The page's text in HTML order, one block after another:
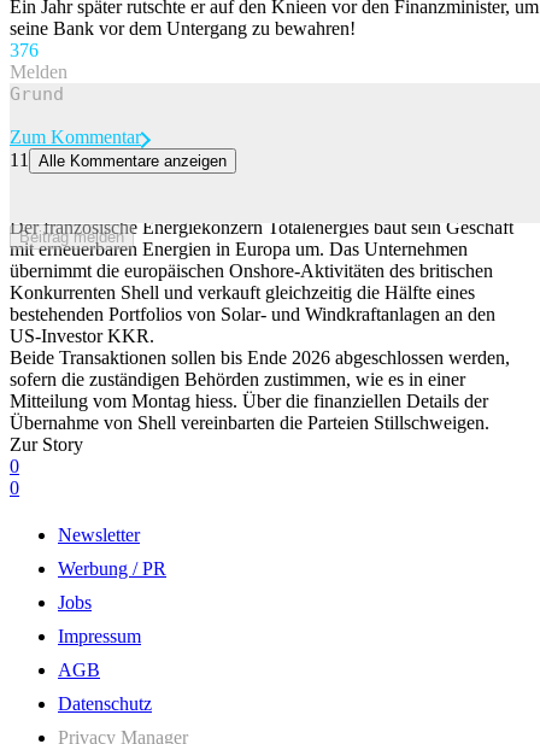
Ein Jahr später rutschte er auf den Knieen vor den Finanzminister, um
seine Bank vor dem Untergang zu bewahren!
376
Melden
Beitrag melden
Zum Kommentar
11
Alle Kommentare anzeigen
Der französische Energiekonzern Totalenergies baut sein Geschäft
mit erneuerbaren Energien in Europa um. Das Unternehmen
übernimmt die europäischen Onshore-Aktivitäten des britischen
Konkurrenten Shell und verkauft gleichzeitig die Hälfte eines
bestehenden Portfolios von Solar- und Windkraftanlagen an den
US-Investor KKR.
Beide Transaktionen sollen bis Ende 2026 abgeschlossen werden,
sofern die zuständigen Behörden zustimmen, wie es in einer
Mitteilung vom Montag hiess. Über die finanziellen Details der
Übernahme von Shell vereinbarten die Parteien Stillschweigen.
Zur Story
0
0
Newsletter
Werbung / PR
Jobs
Impressum
AGB
Datenschutz
Privacy Manager